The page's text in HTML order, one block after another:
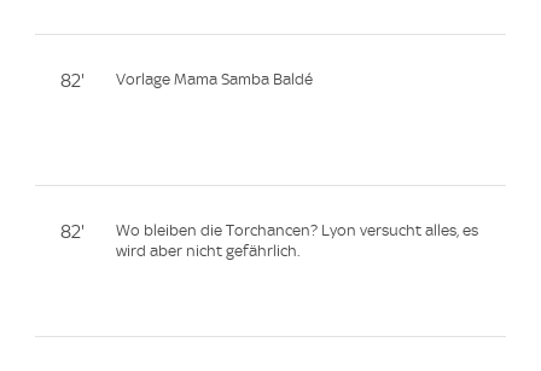
82' Vorlage Mama Samba Baldé
82'
Wo bleiben die Torchancen? Lyon versucht alles, es
wird aber nicht gefährlich.